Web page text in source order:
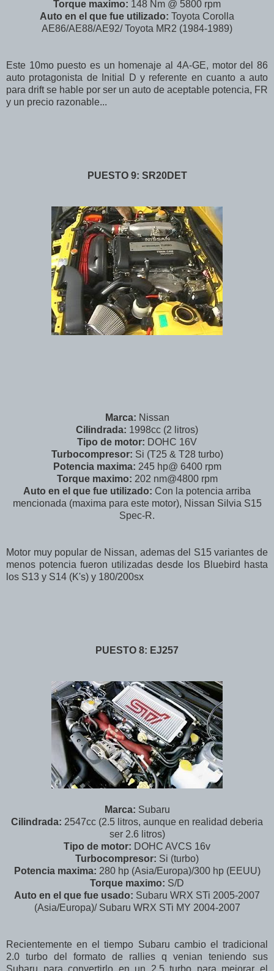
Torque maximo: 148 Nm @ 5800 rpm
Auto en el que fue utilizado: Toyota Corolla
AE86/AE88/AE92/ Toyota MR2 (1984-1989)
Este 10mo puesto es un homenaje al 4A-GE, motor del 86
auto protagonista de Initial D y referente en cuanto a auto
para drift se hable por ser un auto de aceptable potencia, FR
y un precio razonable...
PUESTO 9: SR20DET
Marca: Nissan
Cilindrada: 1998cc (2 litros)
Tipo de motor: DOHC 16V
Turbocompresor: Si (T25 & T28 turbo)
Potencia maxima: 245 hp@ 6400 rpm
Torque maximo: 202 nm@4800 rpm
Auto en el que fue utilizado: Con la potencia arriba
mencionada (maxima para este motor), Nissan Silvia S15
Spec-R.
Motor muy popular de Nissan, ademas del S15 variantes de
menos potencia fueron utilizadas desde los Bluebird hasta
los S13 y S14 (K's) y 180/200sx
PUESTO 8: EJ257
Marca: Subaru
Cilindrada: 2547cc (2.5 litros, aunque en realidad deberia
ser 2.6 litros)
Tipo de motor: DOHC AVCS 16v
Turbocompresor: Si (turbo)
Potencia maxima: 280 hp (Asia/Europa)/300 hp (EEUU)
Torque maximo: S/D
Auto en el que fue usado: Subaru WRX STi 2005-2007
(Asia/Europa)/ Subaru WRX STi MY 2004-2007
Recientemente en el tiempo Subaru cambio el tradicional
2.0 turbo del formato de rallies q venian teniendo sus